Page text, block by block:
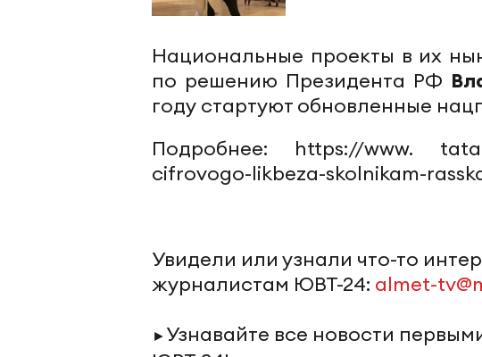
Национальные проекты в их
по решению Президента РФ
году стартуют обновленные
Подробнее: https://www.
cifrovogo-likbeza-skolnikam-
Увидели или узнали что-то
журналистам ЮВТ-24: almet-
► Узнавайте все новости